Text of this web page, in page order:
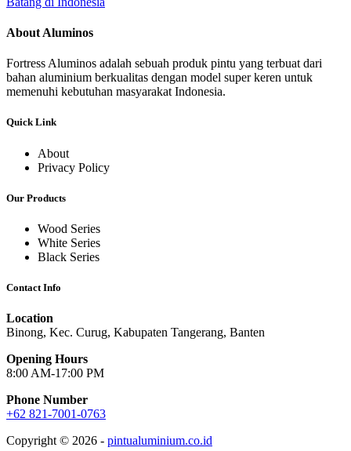
About Aluminos
Fortress Aluminos adalah sebuah produk pintu yang terbuat dari
bahan aluminium berkualitas dengan model super keren untuk
memenuhi kebutuhan masyarakat Indonesia.
Quick Link
About
Privacy Policy
Our Products
Wood Series
White Series
Black Series
Contact Info
Location
Binong, Kec. Curug, Kabupaten Tangerang, Banten
Opening Hours
8:00 AM-17:00 PM
Phone Number
+62 821-7001-0763
Copyright © 2026 - pintualuminium.co.id